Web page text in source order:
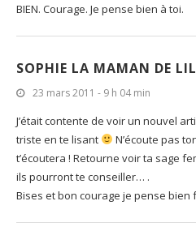
BIEN. Courage. Je pense bien à toi.
SOPHIE LA MAMAN DE
23 mars 2011 - 9 h 04 min
J’était contente de voir un nouvel
triste en te lisant
N’écoute pas
t’écoutera ! Retourne voir ta sage
ils pourront te conseiller… .
Bises et bon courage je pense bien